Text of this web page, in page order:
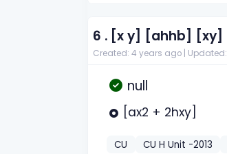
6 . [x y] [ahhb] [xy]
Created: 4 years ago |
null
[ax2 + 2hxy]
CU CU H Unit -2013